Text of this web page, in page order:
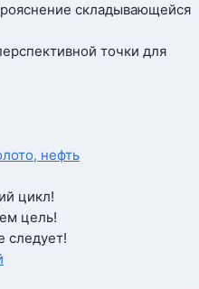
складывающейся
точки для
нефть
цикл!
цель!
следует!